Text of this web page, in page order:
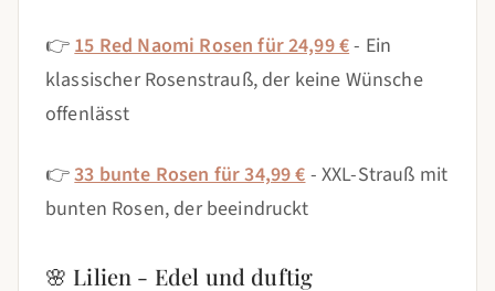
👉15 Red Naomi Rosen für 24,99 €- Ein
klassischer Rosenstrauß, der keine Wünsche
offenlässt
👉33 bunte Rosen für 34,99 €- XXL-Strauß mit
bunten Rosen, der beeindruckt
🌸 Lilien - Edel und duftig